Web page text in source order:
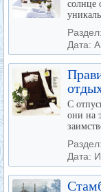
солнце
Раздел:
Дата:
С
они на
Раздел:
Дата: